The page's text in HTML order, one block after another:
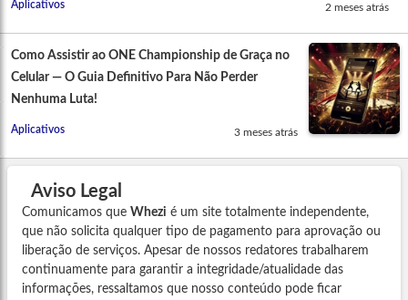
Aplicativos 2 meses atrás
Como Assistir ao ONE Championship de Graça no
Celular — O Guia Definitivo Para Não Perder
Nenhuma Luta!
Aplicativos 3 meses atrás
Aviso Legal
Comunicamos que Whezi é um site totalmente independente,
que não solicita qualquer tipo de pagamento para aprovação ou
liberação de serviços. Apesar de nossos redatores trabalharem
continuamente para garantir a integridade/atualidade das
informações, ressaltamos que nosso conteúdo pode ficar